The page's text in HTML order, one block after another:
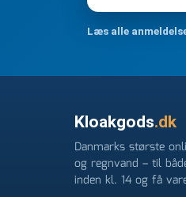
ikke få
FØRST.
Læs alle
Kloakgods.dk
Danmarks største
og regnvand – til
inden kl. 14 og få